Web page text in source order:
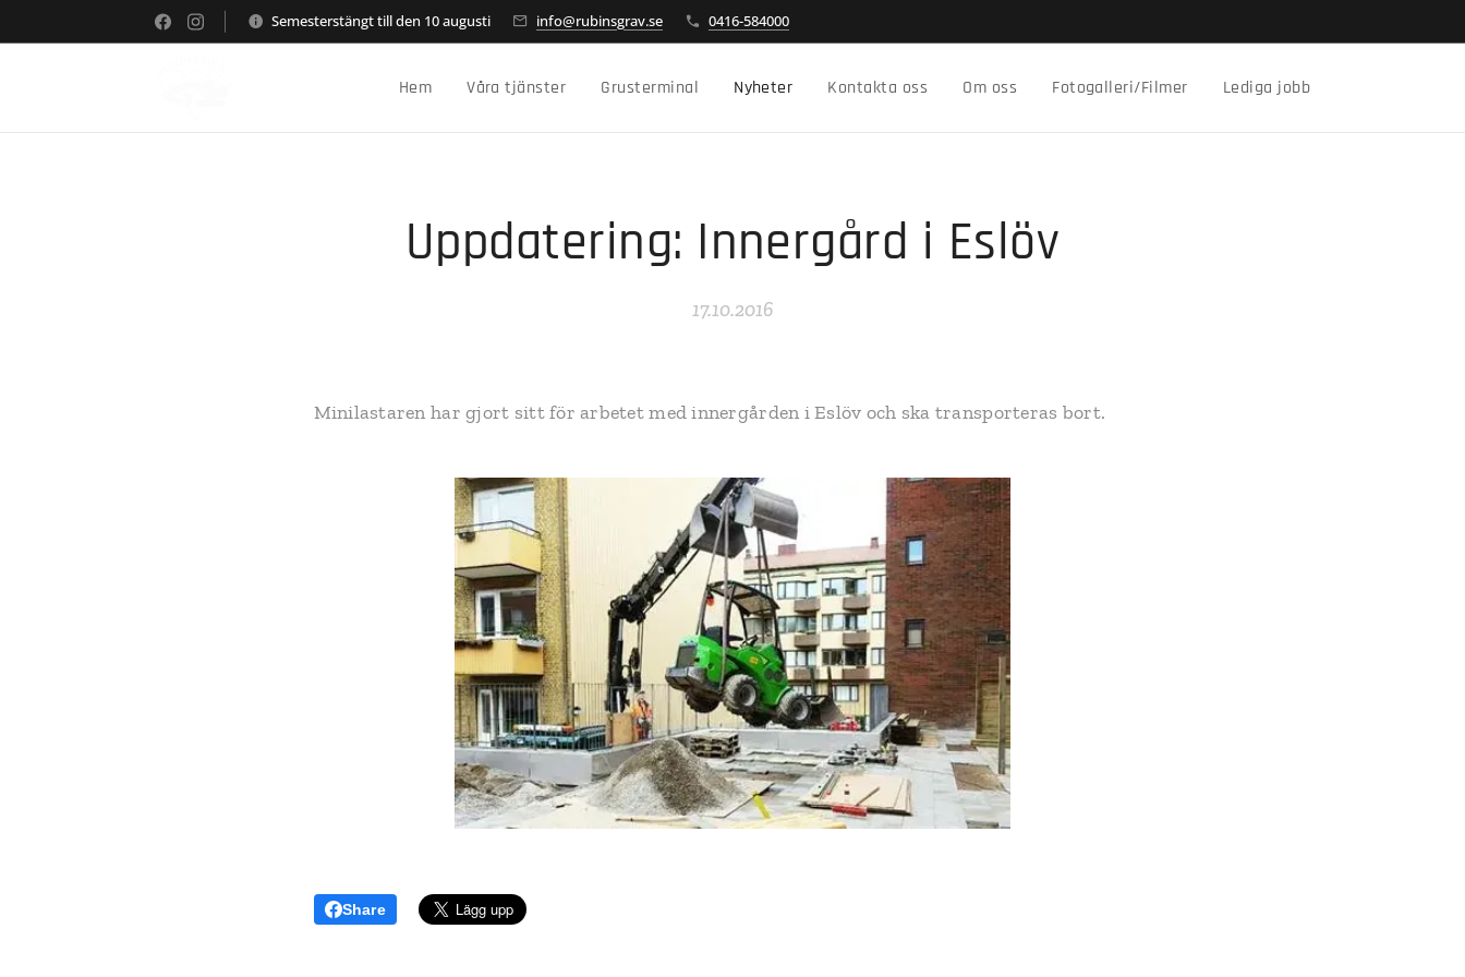
Semesterstängt till den 10 augusti info@rubinsgrav.se 0416-584000
Hem Våra tjänster Grusterminal Nyheter Kontakta oss Om oss Fotogalleri/Filmer Lediga jobb
Uppdatering: Innergård i Eslöv
17.10.2016
Minilastaren har gjort sitt för arbetet med innergården i Eslöv och ska transporteras bort.
Share